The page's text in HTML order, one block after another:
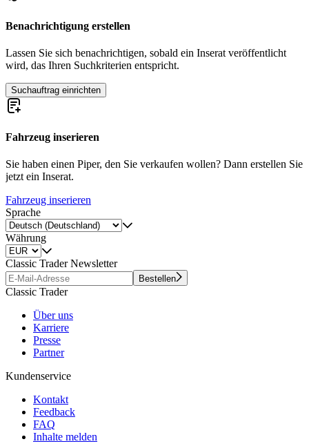
Benachrichtigung erstellen
Lassen Sie sich benachrichtigen, sobald ein Inserat veröffentlicht
wird, das Ihren Suchkriterien entspricht.
Suchauftrag einrichten
Fahrzeug inserieren
Sie haben einen Piper, den Sie verkaufen wollen? Dann erstellen Sie
jetzt ein Inserat.
Fahrzeug inserieren
Sprache
Währung
Classic Trader Newsletter
Bestellen
Classic Trader
Über uns
Karriere
Presse
Partner
Kundenservice
Kontakt
Feedback
FAQ
Inhalte melden